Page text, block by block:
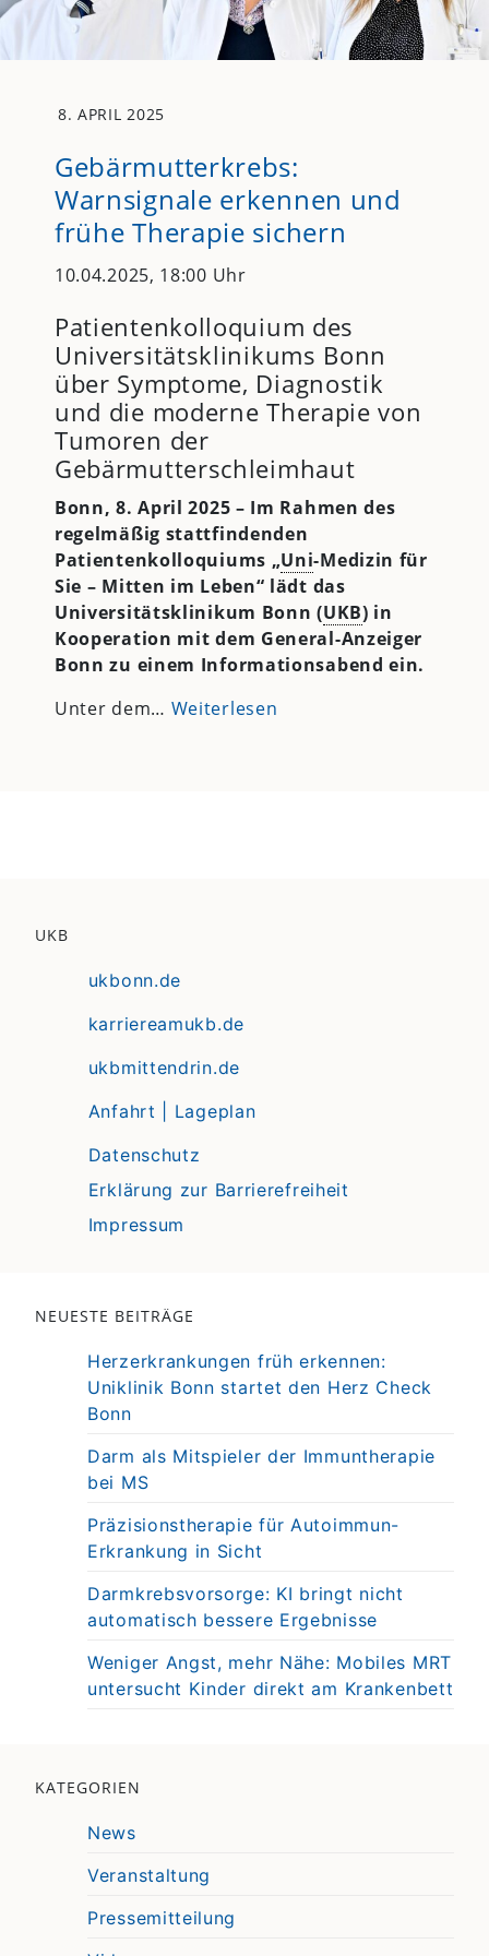
8. APRIL 2025
Gebärmutterkrebs:
Warnsignale erkennen und
frühe Therapie sichern
10.04.2025, 18:00 Uhr
Patientenkolloquium des
Universitätsklinikums Bonn
über Symptome, Diagnostik
und die moderne Therapie von
Tumoren der
Gebärmutterschleimhaut
Bonn, 8. April 2025 – Im Rahmen des
regelmäßig stattfindenden
Patientenkolloquiums „Uni-Medizin für
Sie – Mitten im Leben“ lädt das
Universitätsklinikum Bonn (UKB) in
Kooperation mit dem General-Anzeiger
Bonn zu einem Informationsabend ein.
Unter dem… Weiterlesen
UKB
ukbonn.de
karriereamukb.de
ukbmittendrin.de
Anfahrt | Lageplan
Datenschutz
Erklärung zur Barrierefreiheit
Impressum
NEUESTE BEITRÄGE
Herzerkrankungen früh erkennen:
Uniklinik Bonn startet den Herz Check
Bonn
Darm als Mitspieler der Immuntherapie
bei MS
Präzisionstherapie für Autoimmun-
Erkrankung in Sicht
Darmkrebsvorsorge: KI bringt nicht
automatisch bessere Ergebnisse
Weniger Angst, mehr Nähe: Mobiles MRT
untersucht Kinder direkt am Krankenbett
KATEGORIEN
News
Veranstaltung
Pressemitteilung